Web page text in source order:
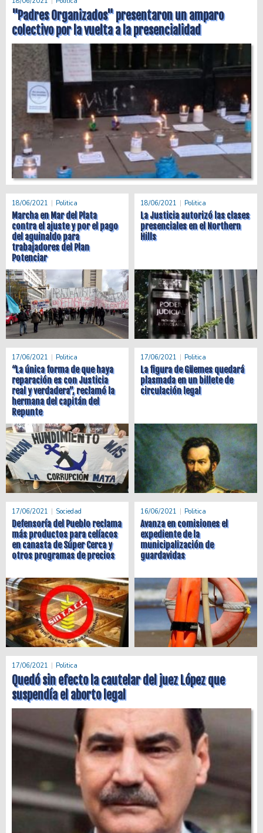
"Padres Organizados" presentaron un amparo
colectivo por la vuelta a la presencialidad
18/06/2021 Politica
Marcha en Mar del Plata
contra el ajuste y por el pago
del aguinaldo para
trabajadores del Plan
Potenciar
18/06/2021 Politica
La Justicia autorizó las clases
presenciales en el Northern
Hills
17/06/2021 Politica
“La única forma de que haya
reparación es con Justicia
real y verdadera”, reclamó la
hermana del capitán del
Repunte
17/06/2021 Politica
La figura de Güemes quedará
plasmada en un billete de
circulación legal
17/06/2021 Sociedad
Defensoría del Pueblo reclama
más productos para celíacos
en canasta de Súper Cerca y
otros programas de precios
16/06/2021 Politica
Avanza en comisiones el
expediente de la
municipalización de
guardavidas
17/06/2021 Politica
Quedó sin efecto la cautelar del juez López que
suspendía el aborto legal